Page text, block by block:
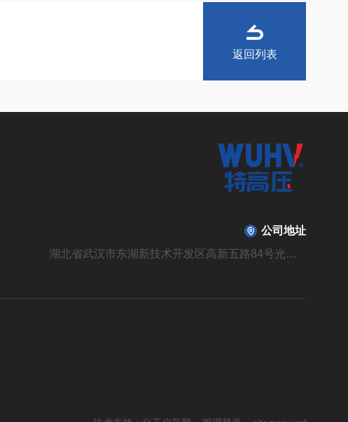
返回列表
公司地址
湖北省武汉市东湖新技术开发区高新五路84号光谷光机电产业园6栋